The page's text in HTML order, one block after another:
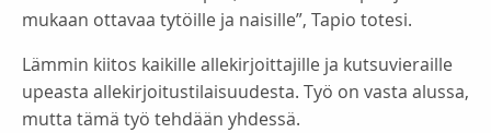
mukaan ottavaa tytöille ja naisille”, Tapio totesi.
Lämmin kiitos kaikille allekirjoittajille ja kutsuvieraille
upeasta allekirjoitustilaisuudesta. Työ on vasta alussa,
mutta tämä työ tehdään yhdessä.